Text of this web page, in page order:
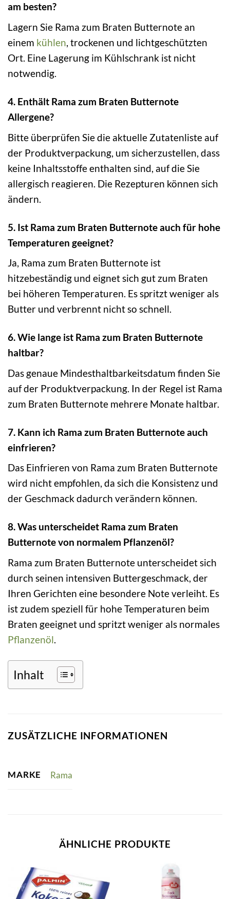
am besten?
Lagern Sie Rama zum Braten Butternote an
einem kühlen, trockenen und lichtgeschützten
Ort. Eine Lagerung im Kühlschrank ist nicht
notwendig.
4. Enthält Rama zum Braten Butternote
Allergene?
Bitte überprüfen Sie die aktuelle Zutatenliste auf
der Produktverpackung, um sicherzustellen, dass
keine Inhaltsstoffe enthalten sind, auf die Sie
allergisch reagieren. Die Rezepturen können sich
ändern.
5. Ist Rama zum Braten Butternote auch für hohe
Temperaturen geeignet?
Ja, Rama zum Braten Butternote ist
hitzebeständig und eignet sich gut zum Braten
bei höheren Temperaturen. Es spritzt weniger als
Butter und verbrennt nicht so schnell.
6. Wie lange ist Rama zum Braten Butternote
haltbar?
Das genaue Mindesthaltbarkeitsdatum finden Sie
auf der Produktverpackung. In der Regel ist Rama
zum Braten Butternote mehrere Monate haltbar.
7. Kann ich Rama zum Braten Butternote auch
einfrieren?
Das Einfrieren von Rama zum Braten Butternote
wird nicht empfohlen, da sich die Konsistenz und
der Geschmack dadurch verändern können.
8. Was unterscheidet Rama zum Braten
Butternote von normalem Pflanzenöl?
Rama zum Braten Butternote unterscheidet sich
durch seinen intensiven Buttergeschmack, der
Ihren Gerichten eine besondere Note verleiht. Es
ist zudem speziell für hohe Temperaturen beim
Braten geeignet und spritzt weniger als normales
Pflanzenöl.
Inhalt
ZUSÄTZLICHE INFORMATIONEN
MARKE Rama
ÄHNLICHE PRODUKTE